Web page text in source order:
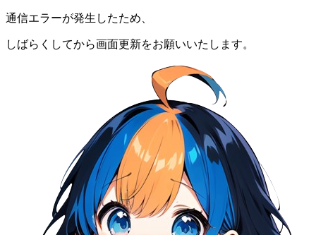
通信エラーが発生したため、
しばらくしてから画面更新をお願いいたします。